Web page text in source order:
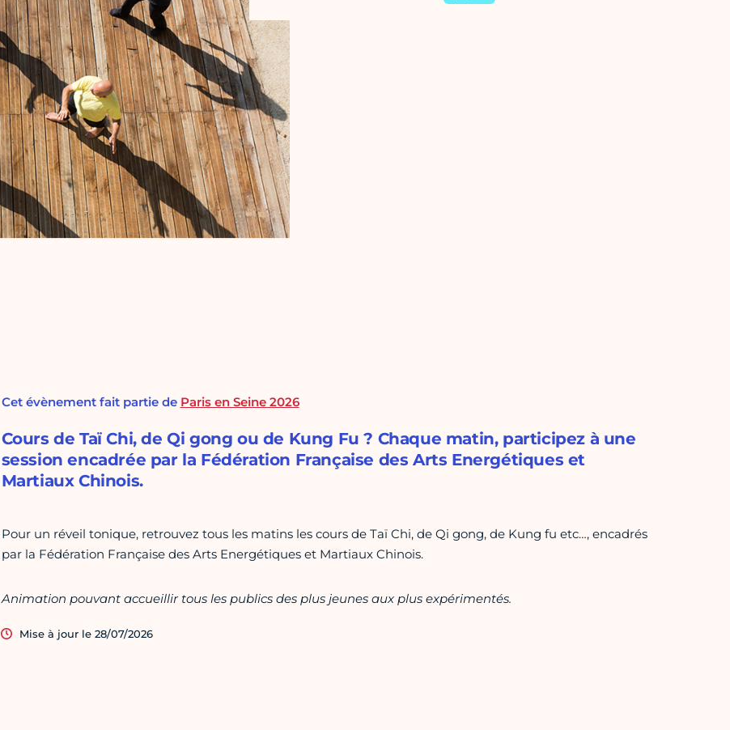
Cet évènement fait partie de Paris en Seine 2026
Cours de Taï Chi, de Qi gong ou de Kung Fu ? Chaque matin, participez à une
session encadrée par la Fédération Française des Arts Energétiques et
Martiaux Chinois.
Pour un réveil tonique, retrouvez tous les matins les cours de Taï Chi, de Qi gong, de Kung fu etc…, encadrés
par la Fédération Française des Arts Energétiques et Martiaux Chinois.
Animation pouvant accueillir tous les publics des plus jeunes aux plus expérimentés.
Mise à jour le 28/07/2026